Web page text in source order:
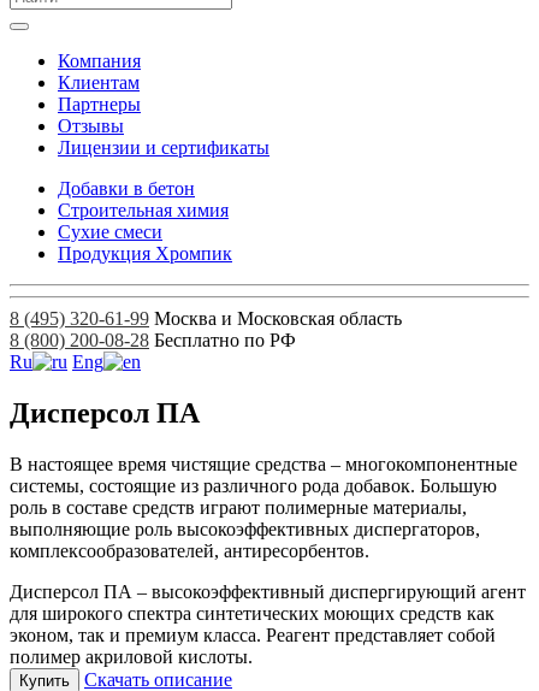
Компания
Клиентам
Партнеры
Отзывы
Лицензии и сертификаты
Добавки в бетон
Строительная химия
Сухие смеси
Продукция Хромпик
8 (495) 320-61-99 Москва и Московская область
8 (800) 200-08-28 Бесплатно по РФ
Ru
Eng
Дисперсол ПА
В настоящее время чистящие средства – многокомпонентные
системы, состоящие из различного рода добавок. Большую
роль в составе средств играют полимерные материалы,
выполняющие роль высокоэффективных диспергаторов,
комплексообразователей, антиресорбентов.
Дисперсол ПА – высокоэффективный диспергирующий агент
для широкого спектра синтетических моющих средств как
эконом, так и премиум класса. Реагент представляет собой
полимер акриловой кислоты.
Купить Скачать описание